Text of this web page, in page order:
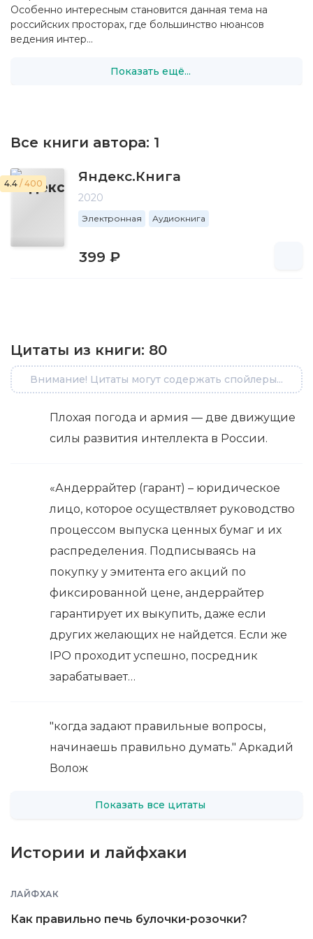
Особенно интересным становится данная тема на
российских просторах, где большинство нюансов
ведения интер...
Показать ещё...
Все книги автора: 1
4.4 / 400 Яндекс.Книга
2020
Электронная Аудиокнига
399 ₽
Цитаты из книги: 80
Внимание! Цитаты могут содержать спойлеры...
Плохая погода и армия — две движущие
силы развития интеллекта в России.
«Андеррайтер (гарант) – юридическое
лицо, которое осуществляет руководство
процессом выпуска ценных бумаг и их
распределения. Подписываясь на
покупку у эмитента его акций по
фиксированной цене, андеррайтер
гарантирует их выкупить, даже если
других желающих не найдется. Если же
IPO проходит успешно, посредник
зарабатывает…
"когда задают правильные вопросы,
начинаешь правильно думать." Аркадий
Волож
Показать все цитаты
Истории и лайфхаки
ЛАЙФХАК
Как правильно печь булочки-розочки?